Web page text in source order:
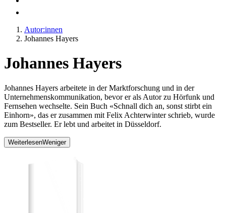
Autor:innen
Johannes Hayers
Johannes Hayers
Johannes Hayers arbeitete in der Marktforschung und in der
Unternehmenskommunikation, bevor er als Autor zu Hörfunk und
Fernsehen wechselte. Sein Buch «Schnall dich an, sonst stirbt ein
Einhorn», das er zusammen mit Felix Achterwinter schrieb, wurde
zum Bestseller. Er lebt und arbeitet in Düsseldorf.
WeiterlesenWeniger